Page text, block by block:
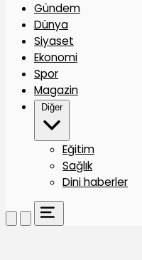
Gündem
Dünya
Siyaset
Ekonomi
Spor
Magazin
Diğer
Eğitim
Sağlık
Dini haberler